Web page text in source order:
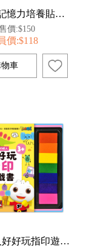
4-5歲觀察記憶力培養貼紙書
價:$150
價:$118
FOOD超人好好玩指印遊戲書